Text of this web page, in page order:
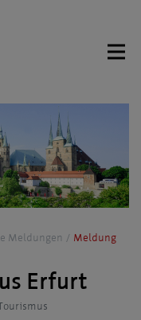
Meldungen Meldung
Erfurt